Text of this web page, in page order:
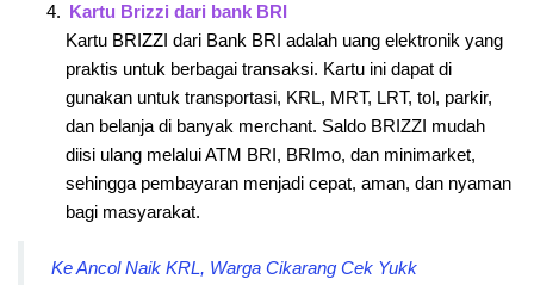
Kartu Brizzi dari bank BRI
Kartu BRIZZI dari Bank BRI adalah uang elektronik yang
praktis untuk berbagai transaksi. Kartu ini dapat di
gunakan untuk transportasi, KRL, MRT, LRT, tol, parkir,
dan belanja di banyak merchant. Saldo BRIZZI mudah
diisi ulang melalui ATM BRI, BRImo, dan minimarket,
sehingga pembayaran menjadi cepat, aman, dan nyaman
bagi masyarakat.
Ke Ancol Naik KRL, Warga Cikarang Cek Yukk